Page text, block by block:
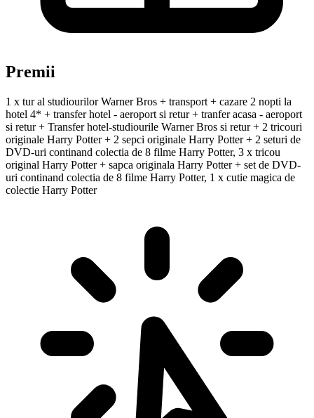
Premii
1 x tur al studiourilor Warner Bros + transport + cazare 2 nopti la
hotel 4* + transfer hotel - aeroport si retur + tranfer acasa - aeroport
si retur + Transfer hotel-studiourile Warner Bros si retur + 2 tricouri
originale Harry Potter + 2 sepci originale Harry Potter + 2 seturi de
DVD-uri continand colectia de 8 filme Harry Potter, 3 x tricou
original Harry Potter + sapca originala Harry Potter + set de DVD-
uri continand colectia de 8 filme Harry Potter, 1 x cutie magica de
colectie Harry Potter